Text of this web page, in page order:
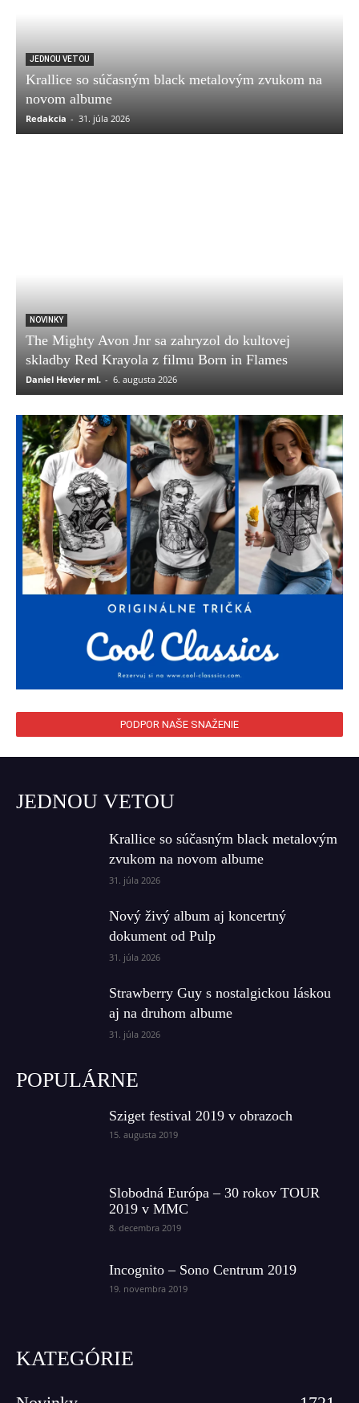
JEDNOU VETOU
Krallice so súčasným black metalovým zvukom na
novom albume
Redakcia - 31. júla 2026
NOVINKY
The Mighty Avon Jnr sa zahryzol do kultovej
skladby Red Krayola z filmu Born in Flames
Daniel Hevier ml. - 6. augusta 2026
PODPOR NAŠE SNAŽENIE
JEDNOU VETOU
Krallice so súčasným black metalovým
zvukom na novom albume
31. júla 2026
Nový živý album aj koncertný
dokument od Pulp
31. júla 2026
Strawberry Guy s nostalgickou láskou
aj na druhom albume
31. júla 2026
POPULÁRNE
Sziget festival 2019 v obrazoch
15. augusta 2019
Slobodná Európa – 30 rokov TOUR
2019 v MMC
8. decembra 2019
Incognito – Sono Centrum 2019
19. novembra 2019
KATEGÓRIE